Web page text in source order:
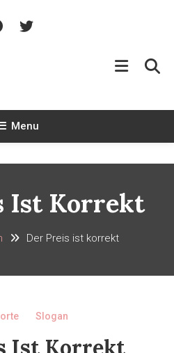
Menu
Ist Korrekt
Der Preis ist korrekt
Slogan
Ist Korrekt